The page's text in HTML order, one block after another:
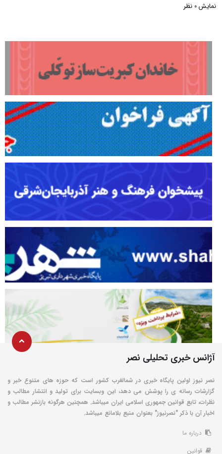
نمایش 0 نظر
آژانس خبری تحلیلی نصر
نصر نیوز اولین پایگاه خبری در شمالغرب کشور است که حوزه های متنوع خبر و
گزارشات رسانه ی را پوشش می دهد، این وبسایت برای تولید و انتشار مطالب و
نظرات، تابع قوانین جمهوری اسلامی ایران میباشد. همچنین هرگونه بازنشر مطالب و
اخبار آن با ذکر "نصرنیوز" بعنوان منبع بلامانع میباشد.
درباره ما
قوانین